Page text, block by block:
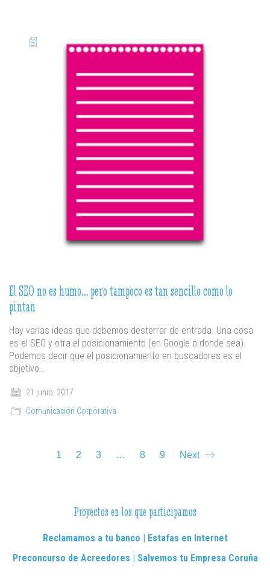
El SEO no es humo… pero tampoco es tan sencillo como lo
pintan
Hay varias ideas que debemos desterrar de entrada. Una cosa
es el SEO y otra el posicionamiento (en Google o donde sea).
Podemos decir que el posicionamiento en buscadores es el
objetivo…
21 junio, 2017
Comunicación Corporativa
1 2 3 … 8 9 Next
Proyectos en los que participamos
Reclamamos a tu banco | Estafas en Internet
Preconcurso de Acreedores | Salvemos tu Empresa Coruña